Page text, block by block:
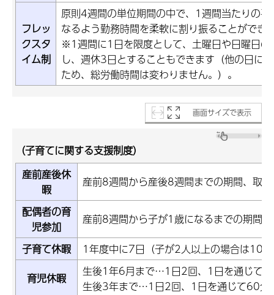
フレッ
クスタ
イム制
原則4週間の単位期間の中で、1週間当たりの
なるよう勤務時間を柔軟に割り振ることができ
※1週間に1日を限度として、土曜日や日曜日の
し、週休3日とすることもできます（他の日に
ため、総労働時間は変わりません。）。
画面サイズで表示
（子育てに関する支援制度）
産前産後休
暇
産前8週間から産後8週間までの期間、取
配偶者の育
児参加
産前8週間から子が1歳になるまでの期間
子育て休暇
1年度中に7日（子が2人以上の場合は10
育児休暇
生後1年6月まで…1日2回、1日を通じて
生後3年まで…1日2回、1日を通じて60分